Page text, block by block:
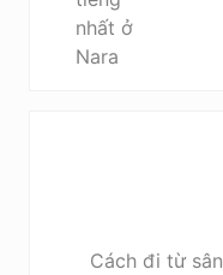
Cách đi từ